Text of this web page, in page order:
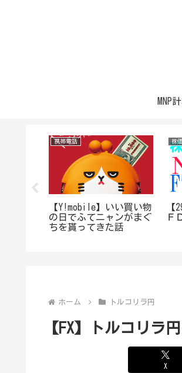
MNP
携帯電話
【Y!mobile】いい買い物
の日でふてニャンがまぐ
ちを貰ってきた話
株
【
Ｆ
ホーム トルコリラ円
【FX】トルコリラ
X